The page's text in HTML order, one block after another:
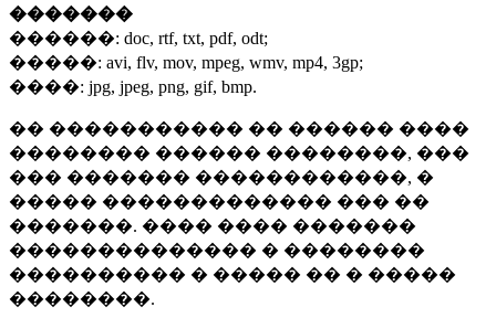
�������
������: doc, rtf, txt, pdf, odt;
�����: avi, flv, mov, mpeg, wmv, mp4, 3gp;
����: jpg, jpeg, png, gif, bmp.
�� ����������� �� ������ ����
�������� ������ ��������, ���
��� ������� ������������, �
����� ������������� ��� ��
�������. ���� ���� �������
�������������� � ��������
���������� � ����� �� � �����
��������.